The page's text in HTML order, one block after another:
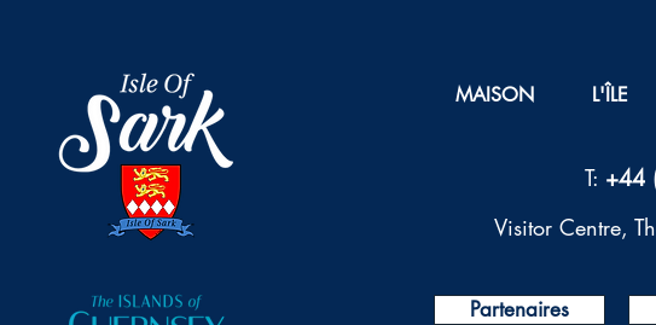
MAISON L'ÎLE
T: +44
Visitor Centre,
Partenaires